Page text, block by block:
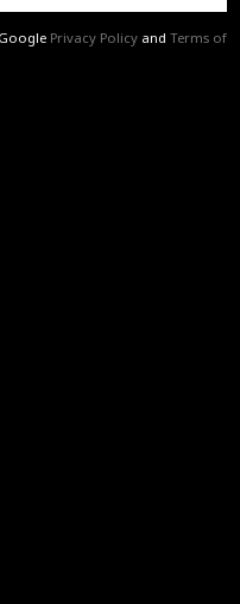
Privacy Policy and Terms of
stílustippjeinket!